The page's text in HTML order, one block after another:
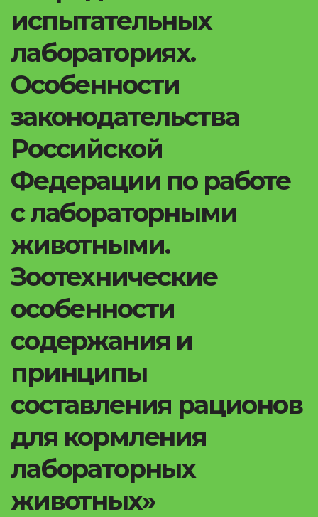
испытательных
лабораториях.
Особенности
законодательства
Российской
Федерации по работе
с лабораторными
животными.
Зоотехнические
особенности
содержания и
принципы
составления рационов
для кормления
лабораторных
животных»